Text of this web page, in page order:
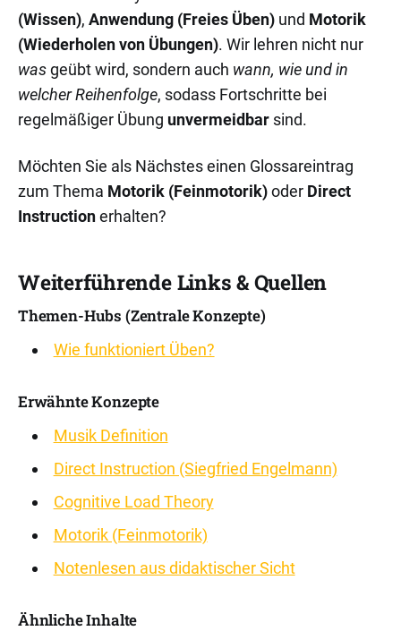
(Wissen), Anwendung (Freies Üben) und Motorik
(Wiederholen von Übungen). Wir lehren nicht nur
wasgeübt wird, sondern auch wann, wie und in
welcher Reihenfolge, sodass Fortschritte bei
regelmäßiger Übung unvermeidbar sind.
Möchten Sie als Nächstes einen Glossareintrag
zum Thema Motorik (Feinmotorik)oder Direct
Instructionerhalten?
Weiterführende Links & Quellen
Themen-Hubs (Zentrale Konzepte)
Wie funktioniert Üben?
Erwähnte Konzepte
Musik Definition
Direct Instruction (Siegfried Engelmann)
Cognitive Load Theory
Motorik (Feinmotorik)
Notenlesen aus didaktischer Sicht
Ähnliche Inhalte